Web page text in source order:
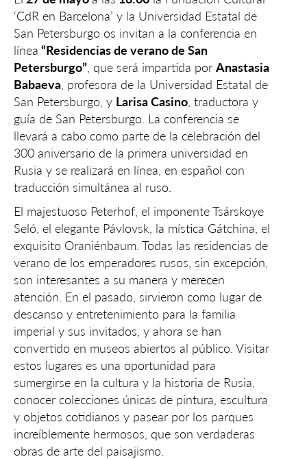
‘CdR en Barcelona’ y la Universidad Estatal de
San Petersburgo os invitan a la conferencia en
línea “Residencias de verano de San
Petersburgo” , que será impartida por Anastasia
Babaeva , profesora de la Universidad Estatal de
San Petersburgo, y Larisa Casino , traductora y
guía de San Petersburgo. La conferencia se
llevará a cabo como parte de la celebración del
300 aniversario de la primera universidad en
Rusia y se realizará en línea, en español con
traducción simultánea al ruso.
El majestuoso Peterhof, el imponente Tsárskoye
Seló, el elegante Pávlovsk, la mística Gátchina, el
exquisito Oraniénbaum. Todas las residencias de
verano de los emperadores rusos, sin excepción,
son interesantes a su manera y merecen
atención. En el pasado, sirvieron como lugar de
descanso y entretenimiento para la familia
imperial y sus invitados, y ahora se han
convertido en museos abiertos al público. Visitar
estos lugares es una oportunidad para
sumergirse en la cultura y la historia de Rusia,
conocer colecciones únicas de pintura, escultura
y objetos cotidianos y pasear por los parques
increíblemente hermosos, que son verdaderas
obras de arte del paisajismo.